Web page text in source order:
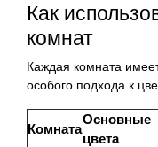
Как
комнат
Каждая комната
особого подхода к
Комната
Основные
цвета